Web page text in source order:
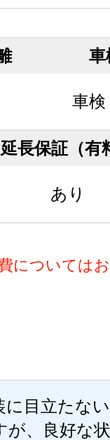
車
車検
延長保証（有
あり
については
に目立たな
が、良好な